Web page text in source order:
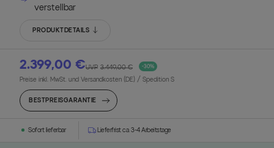
verstellbar
PRODUKTDETAILS
2.399,00 € -30%
UVP 3.449,00 €
Preise inkl. MwSt. und Versandkosten (DE) / Spedition S
BESTPREISGARANTIE
Sofort lieferbar Lieferfrist ca. 3-4 Arbeitstage